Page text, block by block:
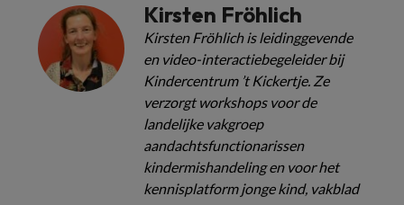
Kirsten Fröhlich
Kirsten Fröhlich is leidinggevende
en video-interactiebegeleider bij
Kindercentrum ’t Kickertje. Ze
verzorgt workshops voor de
landelijke vakgroep
aandachtsfunctionarissen
kindermishandeling en voor het
kennisplatform jonge kind, vakblad